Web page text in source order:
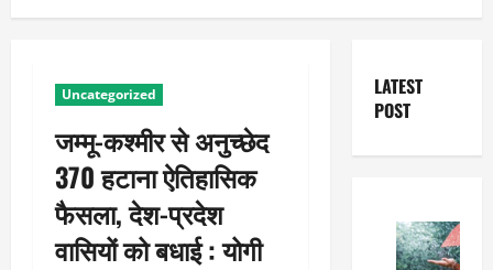
Uncategorized
जम्मू-कश्मीर से अनुच्छेद
370 हटाना ऐतिहासिक
फैसला, देश-प्रदेश
वासियों को बधाई : योगी
LATEST
POST